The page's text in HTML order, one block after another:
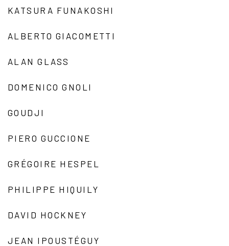
KATSURA FUNAKOSHI
ALBERTO GIACOMETTI
ALAN GLASS
DOMENICO GNOLI
GOUDJI
PIERO GUCCIONE
GRÉGOIRE HESPEL
PHILIPPE HIQUILY
DAVID HOCKNEY
JEAN IPOUSTÉGUY